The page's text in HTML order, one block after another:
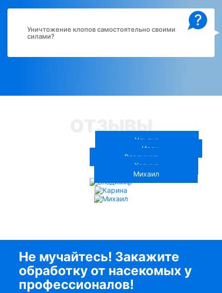
?
Уничтожение клопов самостоятельно своими
силами?
ОТЗЫВЫ
Ульяна
Иван
Владимир
Карина
Михаил
Не мучайтесь! Закажите
обработку от насекомых у
профессионалов!